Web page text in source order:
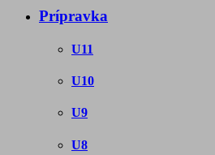
Prípravka
U11
U10
U9
U8